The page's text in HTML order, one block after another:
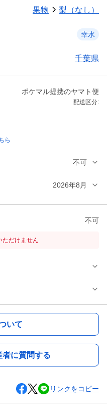
果物 梨（なし）
幸水
千葉県
ポケマル提携のヤマト便
配送区分:
ら
不可
2026年8月
不可
ただけません
いて
に質問する
リンクをコピー